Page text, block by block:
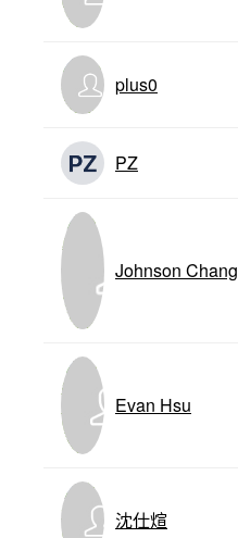
plus0
PZ
Johnson Chang
Evan Hsu
沈仕煊